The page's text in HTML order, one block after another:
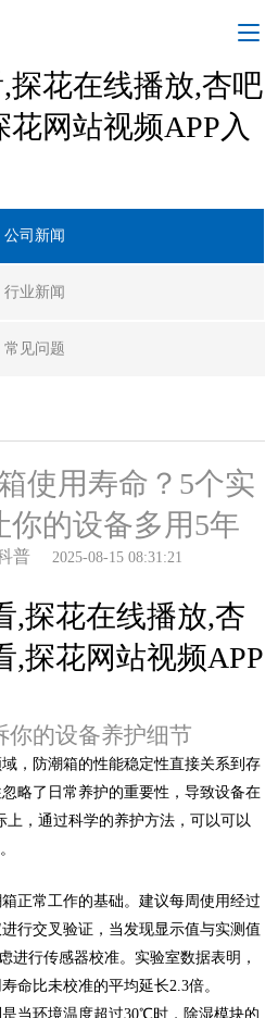
探花在线播放,杏吧
网站视频APP入
公司新闻
行业新闻
常见问题
使用寿命？5个实
你的设备多用5年
普 2025-08-15 08:31:21
,探花在线播放,杏
,探花网站视频APP
你的设备养护细节
，防潮箱的性能稳定性直接关系到存
忽略了日常养护的重要性，导致设备在
，通过科学的养护方法，可以可以
常工作的基础。建议每周使用经过
交叉验证，当发现显示值与实测值
行传感器校准。实验室数据表明，
比未校准的平均延长2.3倍。
当环境温度超过30℃时，除湿模块的